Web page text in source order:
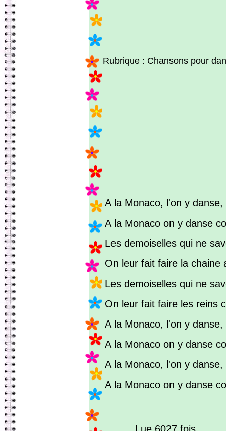
Rubrique : Chansons pour
A la Monaco, l'on y
A la Monaco on y danse
Les demoiselles qui ne
On leur fait faire la chaine
Les demoiselles qui ne
On leur fait faire les reins
A la Monaco, l'on y
A la Monaco on y danse
A la Monaco, l'on y
A la Monaco on y danse